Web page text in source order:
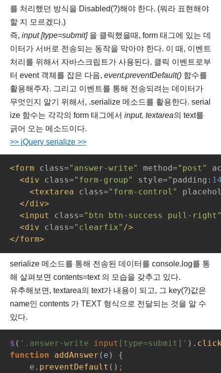
를 처리했던 방식을 Disabled(?)해야 한다. (뭐라 표현해야
할 지 모르겠다.)
즉, input [type=submit]을 클릭했을때, form 태그에 있는 데
이터가 서버로 전송되는 동작을 막아야 한다. 이 때, 이벤트
처리를 위해서 자바스크립트가 사용된다. 클릭 이벤트로부
터 event 객체를 잡은 다음, event.preventDefault() 함수를
활용해주자. 그리고 이벤트를 통해 전송되려는 데이터가
무엇인지 알기 위해서, .serialize 메소드를 활용한다. serial
ize 함수는 각각의 form 태그에서 input, textarea의 text를
긁어 오는 메소드이다.
>> jQuery serialize >>
<form class="answer-write" method="post"
  <div
class="form-group" style=" padding :
    <textarea
class="form-control"
  </div>
  <input
class="btn btn-success pull-
  <div
class="clearfix" />
</form>
serialize 메소드를 통해 전송된 데이터를 console.log를 통
해 살펴보면 contents=text 의 모습을 갖추고 있다.
유추해보면, textarea의 text가 내용이 되고, 그 key(?)값은
name인 contents 가 TEXT 형식으로 전달되는 것을 알 수
있다.
$ ( '.answer-write input [type=submit]' ).
function addAnswer (e) {
    e.
preventDefault () ;